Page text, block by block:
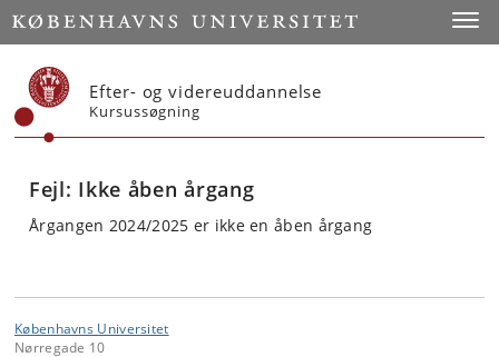
Start
Efter- og videreuddannelse
Kursussøgning
Fejl: Ikke åben årgang
Årgangen 2024/2025 er ikke en åben årgang
Københavns Universitet
Nørregade 10